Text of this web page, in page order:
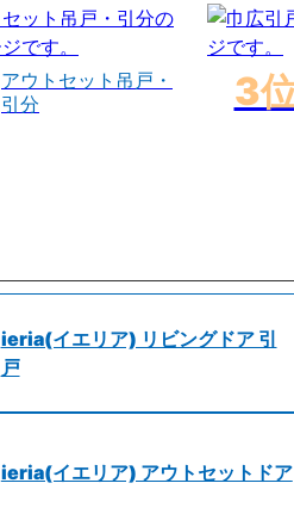
アウトセット吊戸・
引分
ieria(イエリア) リビングドア 引
戸
ieria(イエリア) アウトセットドア